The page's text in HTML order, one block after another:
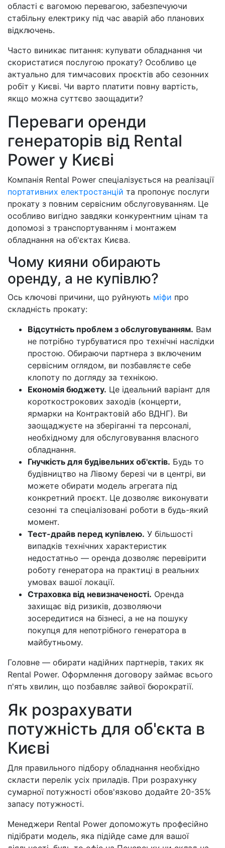
області є вагомою перевагою, забезпечуючи
стабільну електрику під час аварій або планових
відключень.
Часто виникає питання: купувати обладнання чи
скористатися послугою прокату? Особливо це
актуально для тимчасових проєктів або сезонних
робіт у Києві. Чи варто платити повну вартість,
якщо можна суттєво заощадити?
Переваги оренди
генераторів від Rental
Power у Києві
Компанія Rental Power спеціалізується на реалізації
портативних електростанцій та пропонує послуги
прокату з повним сервісним обслуговуванням. Це
особливо вигідно завдяки конкурентним цінам та
допомозі з транспортуванням і монтажем
обладнання на об'єктах Києва.
Чому кияни обирають
оренду, а не купівлю?
Ось ключові причини, що руйнують міфи про
складність прокату:
Відсутність проблем з обслуговуванням. Вам
не потрібно турбуватися про технічні наслідки
простою. Обираючи партнера з включеним
сервісним оглядом, ви позбавляєте себе
клопоту по догляду за технікою.
Економія бюджету. Це ідеальний варіант для
короткострокових заходів (концерти,
ярмарки на Контрактовій або ВДНГ). Ви
заощаджуєте на зберіганні та персоналі,
необхідному для обслуговування власного
обладнання.
Гнучкість для будівельних об'єктів. Будь то
будівництво на Лівому березі чи в центрі, ви
можете обирати модель агрегата під
конкретний проєкт. Це дозволяє виконувати
сезонні та спеціалізовані роботи в будь-який
момент.
Тест-драйв перед купівлею. У більшості
випадків технічних характеристик
недостатньо — оренда дозволяє перевірити
роботу генератора на практиці в реальних
умовах вашої локації.
Страховка від невизначеності. Оренда
захищає від ризиків, дозволяючи
зосередитися на бізнесі, а не на пошуку
покупця для непотрібного генератора в
майбутньому.
Головне — обирати надійних партнерів, таких як
Rental Power. Оформлення договору займає всього
п'ять хвилин, що позбавляє зайвої бюрократії.
Як розрахувати
потужність для об'єкта в
Києві
Для правильного підбору обладнання необхідно
скласти перелік усіх приладів. При розрахунку
сумарної потужності обов'язково додайте 20-35%
запасу потужності.
Менеджери Rental Power допоможуть професійно
підібрати модель, яка підійде саме для вашої